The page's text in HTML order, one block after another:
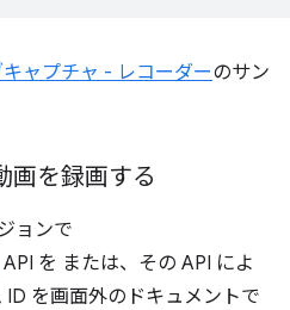
ャプチャ - レコーダーのサン
画を録画する
ョンで
API を または、その API によ
を画面外のドキュメントで